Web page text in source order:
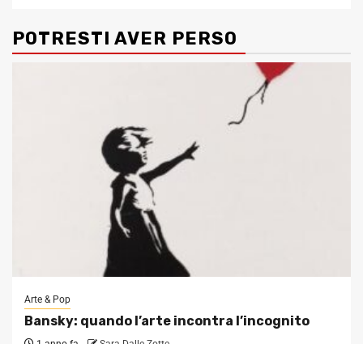
POTRESTI AVER PERSO
Arte & Pop
Bansky: quando l’arte incontra l’incognito